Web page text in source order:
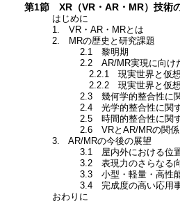
第1節 XR（VR・AR・MR）技術
はじめに
1. VR・AR・MRとは
2. MRの歴史と研究課題
2.1 黎明期
2.2 AR/MR実現に向け
2.2.1 現実世界と仮想
2.2.2 現実世界と仮想
2.3 幾何学的整合性に
2.4 光学的整合性に関
2.5 時間的整合性に関
2.6 VRとAR/MRの関係
3. AR/MRの今後の展望
3.1 屋内外における位
3.2 表現力のさらなる
3.3 小型・軽量・高性
3.4 完成度の高い応用
おわりに